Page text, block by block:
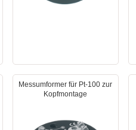
Messumformer für Pt-100 zur
Kopfmontage